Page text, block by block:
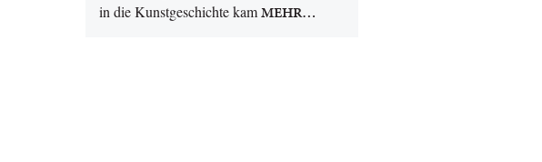
in die Kunstgeschichte kamMEHR…